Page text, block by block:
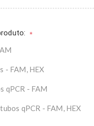
*
- FAM, HEX
qPCR - FAM
qPCR - FAM, HEX